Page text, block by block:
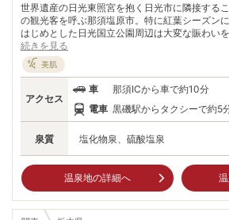
世界遺産の日光東照宮を抱く日光市に隣接する
の観光客を呼ぶ那須塩原市。特に紅葉シーズン
はじめとした日光国立公園周辺は大変な賑わいを見せる。
なものとしては塩原温泉郷、板室温泉、三斗小
リアで唯一の源泉かけ流しとなるのが黒磯温泉
泉掘削ボーリングを開始してから1年弱の時を経
な 温泉水脈に辿り着いたという。 他の那須温泉とも異なり、ぬるめで柔
かい優しい温泉。ここは湯殿も魅力的で総檜造
癒しの空間が広がり、心から寛げる工夫も満載
素晴らしい眺めとともに日頃の疲れを癒したい。
続きを見る
美肌
泉質 塩化物泉、硫酸塩泉
アクセス
車
那須ICから車で約10分
電車 黒磯駅からタクシーで約5
温泉地の詳細へ